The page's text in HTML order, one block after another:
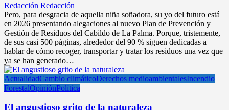
Redacción Redacción
Pero, para desgracia de aquella niña soñadora, su yo del futuro está
en 2026 presentando alegaciones al nuevo Plan de Prevención y
Gestión de Residuos del Cabildo de La Palma. Porque, tristemente,
de sus casi 500 páginas, alrededor del 90 % siguen dedicadas a
hablar de cómo recoger, transportar y tratar los residuos una vez que
ya se han generado…
ActualidadCambio climáticoDerechos medioambientalesIncendio
ForestalOpiniónPolítica
El angustioso grito de la naturaleza